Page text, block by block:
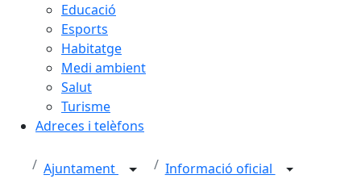
Educació
Esports
Habitatge
Medi ambient
Salut
Turisme
Adreces i telèfons
Ajuntament
Informació oficial